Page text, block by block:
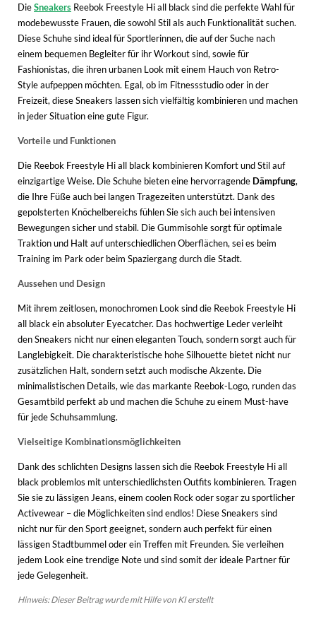
DieSneakers Reebok Freestyle Hi all black sind die perfekte Wahl für
modebewusste Frauen, die sowohl Stil als auch Funktionalität suchen.
Diese Schuhe sind ideal für Sportlerinnen, die auf der Suche nach
einem bequemen Begleiter für ihr Workout sind, sowie für
Fashionistas, die ihren urbanen Look mit einem Hauch von Retro-
Style aufpeppen möchten. Egal, ob im Fitnessstudio oder in der
Freizeit, diese Sneakers lassen sich vielfältig kombinieren und machen
in jeder Situation eine gute Figur.
Vorteile und Funktionen
Die Reebok Freestyle Hi all black kombinieren Komfort und Stil auf
einzigartige Weise. Die Schuhe bieten eine hervorragende Dämpfung,
die Ihre Füße auch bei langen Tragezeiten unterstützt. Dank des
gepolsterten Knöchelbereichs fühlen Sie sich auch bei intensiven
Bewegungen sicher und stabil. Die Gummisohle sorgt für optimale
Traktion und Halt auf unterschiedlichen Oberflächen, sei es beim
Training im Park oder beim Spaziergang durch die Stadt.
Aussehen und Design
Mit ihrem zeitlosen, monochromen Look sind die Reebok Freestyle Hi
all black ein absoluter Eyecatcher. Das hochwertige Leder verleiht
den Sneakers nicht nur einen eleganten Touch, sondern sorgt auch für
Langlebigkeit. Die charakteristische hohe Silhouette bietet nicht nur
zusätzlichen Halt, sondern setzt auch modische Akzente. Die
minimalistischen Details, wie das markante Reebok-Logo, runden das
Gesamtbild perfekt ab und machen die Schuhe zu einem Must-have
für jede Schuhsammlung.
Vielseitige Kombinationsmöglichkeiten
Dank des schlichten Designs lassen sich die Reebok Freestyle Hi all
black problemlos mit unterschiedlichsten Outfits kombinieren. Tragen
Sie sie zu lässigen Jeans, einem coolen Rock oder sogar zu sportlicher
Activewear – die Möglichkeiten sind endlos! Diese Sneakers sind
nicht nur für den Sport geeignet, sondern auch perfekt für einen
lässigen Stadtbummel oder ein Treffen mit Freunden. Sie verleihen
jedem Look eine trendige Note und sind somit der ideale Partner für
jede Gelegenheit.
Hinweis: Dieser Beitrag wurde mit Hilfe von KI erstellt